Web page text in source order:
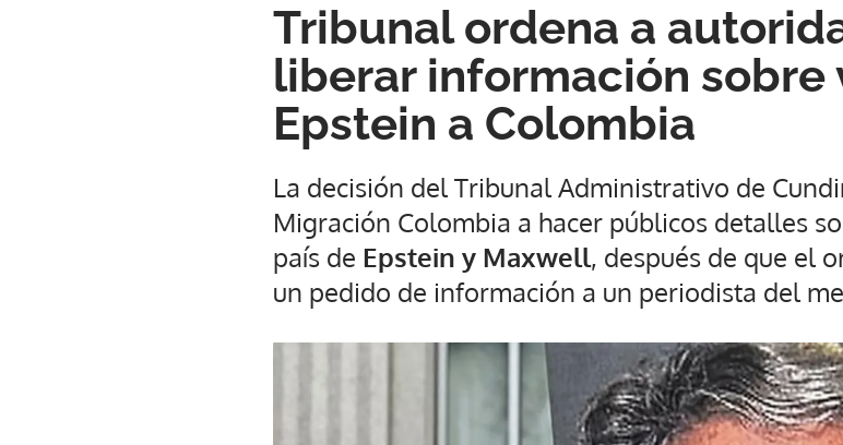
Tribunal ordena a
liberar información sobre
Epstein a Colombia
La decisión del Tribunal Administrativo de
Migración Colombia a hacer públicos detalles
país de Epstein y Maxwell, después de que el
un pedido de información a un periodista del